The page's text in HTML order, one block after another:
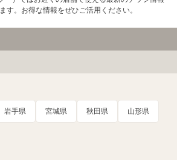
す。お得な情報をぜひご活用ください。
岩手県 宮城県 秋田県 山形県